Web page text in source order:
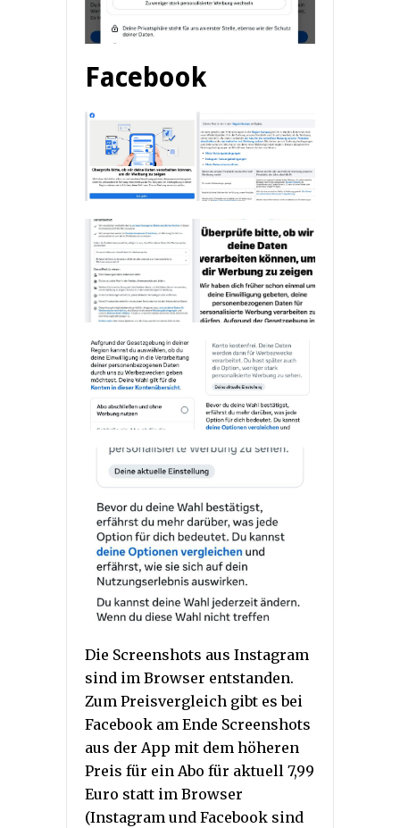
Facebook
Die Screenshots aus Instagram
sind im Browser entstanden.
Zum Preisvergleich gibt es bei
Facebook am Ende Screenshots
aus der App mit dem höheren
Preis für ein Abo für aktuell 7,99
Euro statt im Browser
(Instagram und Facebook sind